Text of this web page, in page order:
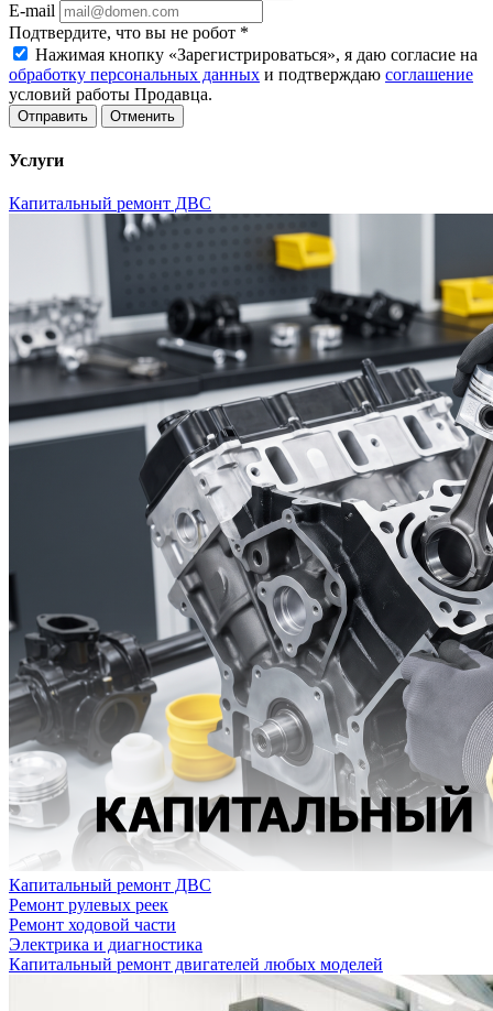
E-mail
Подтвердите, что вы не робот *
Нажимая кнопку «Зарегистрироваться», я даю согласие на
обработку персональных данных и подтверждаю соглашение
условий работы Продавца.
Отменить
Услуги
Капитальный ремонт ДВС
Капитальный ремонт ДВС
Ремонт рулевых реек
Ремонт ходовой части
Электрика и диагностика
Капитальный ремонт двигателей любых моделей